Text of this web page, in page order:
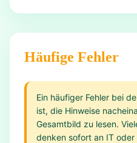
Häufige Fehler
Ein häufiger Fehler bei
ist, die Hinweise
Gesamtbild zu lesen.
denken sofort an IT